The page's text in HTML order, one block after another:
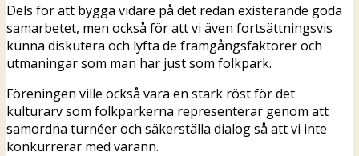
Dels för att bygga vidare på det redan existerande goda
samarbetet, men också för att vi även fortsättningsvis
kunna diskutera och lyfta de framgångsfaktorer och
utmaningar som man har just som folkpark.
Föreningen ville också vara en stark röst för det
kulturarv som folkparkerna representerar genom att
samordna turnéer och säkerställa dialog så att vi inte
konkurrerar med varann.